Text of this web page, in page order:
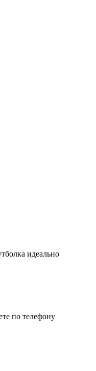
идеально
по телефону